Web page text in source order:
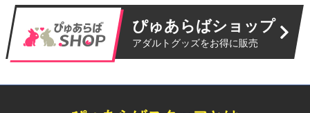
ぴゅあらばショップ
アダルトグッズをお得に販売